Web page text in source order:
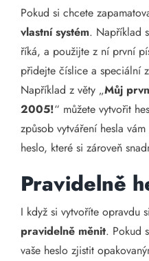
Pokud si chcete
vlastní systém. Například
říká, a použijte z ní první
přidejte číslice a speciální
Například z věty „Můj
2005!“ můžete vytvořit
způsob vytváření hesla
heslo, které si zároveň
Pravidelně
I když si vytvoříte opravdu
pravidelně měnit. Pokud
vaše heslo zjistit